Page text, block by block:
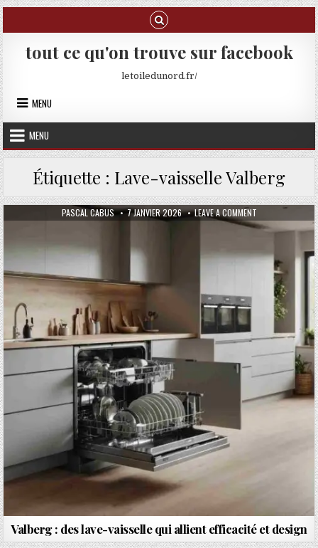
Skip to content
tout ce qu'on trouve sur facebook
letoiledunord.fr/
MENU
MENU
Étiquette : Lave-vaisselle Valberg
AUTHOR:
PASCAL CABUS PUBLISHED DATE:
7 JANVIER 2026 LEAVE A COMMENTON VALBERG :
Valberg : des lave-vaisselle qui allient efficacité et design